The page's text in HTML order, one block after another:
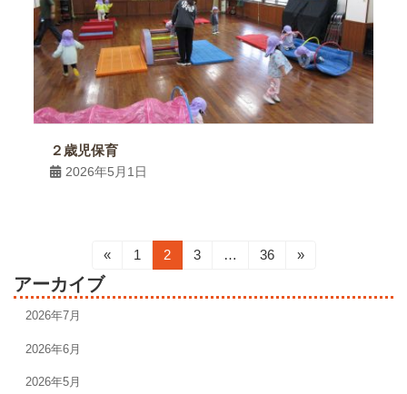
２歳児保育
2026年5月1日
稿
の
ペ
ー
«
固
ペ
1
固
定
ペ
2
固
ペ
3 …
固
ペ
36 »
アーカイブ
2026年7月
2026年6月
2026年5月